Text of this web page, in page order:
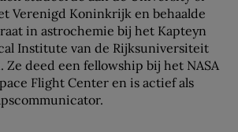
Verenigd Koninkrijk en behaalde
in astrochemie bij het Kapteyn
Institute van de Rijksuniversiteit
Ze deed een fellowship bij het NASA
Flight Center en is actief als